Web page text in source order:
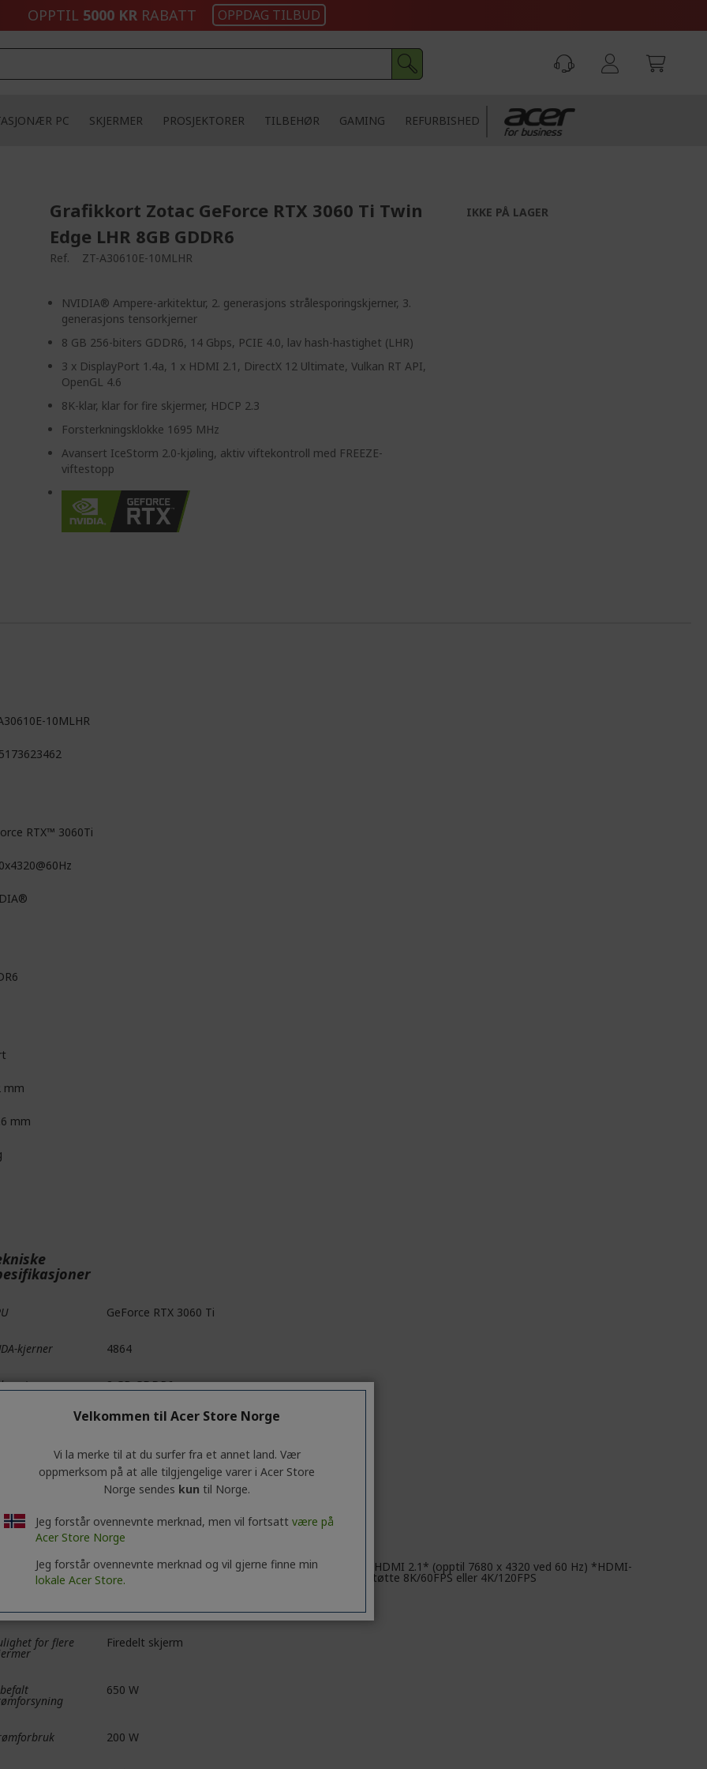
OPPTIL 5000 KR RABATT OPPDAG TILBUD
PC SKJERMER PROSJEKTORER TILBEHØR GAMING REFURBISHED
Grafikkort Zotac GeForce RTX 3060 Ti Twin
Edge LHR 8GB GDDR6
Ref. ZT-A30610E-10MLHR
NVIDIA® Ampere-arkitektur, 2. generasjons strålesporingskjerner, 3.
generasjons tensorkjerner
8 GB 256-biters GDDR6, 14 Gbps, PCIE 4.0, lav hash-hastighet (LHR)
3 x DisplayPort 1.4a, 1 x HDMI 2.1, DirectX 12 Ultimate, Vulkan RT API,
OpenGL 4.6
8K-klar, klar for fire skjermer, HDCP 2.3
Forsterkningsklokke 1695 MHz
Avansert IceStorm 2.0-kjøling, aktiv viftekontroll med FREEZE-
viftestopp
IKKE PÅ LAGER
10MLHR
RTX™ 3060Ti
mm
mm
GeForce RTX 3060 Ti
kjerner 4864
8 GB GDDR6
256-biters
Forsterkning: 1665 MHz
14 Gbps
Express 4.0 16x
3 x DisplayPort 1.4a (opptil 7680 x 4320 ved 60 Hz), HDMI 2.1* (opptil 7680 x 4320 ved 60 Hz) *HDMI-
kabel med svært høy hastighet er nødvendig for å støtte 8K/60FPS eller 4K/120FPS
for flere Firedelt skjerm
650 W
200 W
Velkommen til Acer Store Norge
Vi la merke til at du surfer fra et annet land. Vær
oppmerksom på at alle tilgjengelige varer i Acer Store
Norge sendes kun til Norge.
Jeg forstår ovennevnte merknad, men vil fortsatt være på
Acer Store Norge
Jeg forstår ovennevnte merknad og vil gjerne finne min
lokale Acer Store.